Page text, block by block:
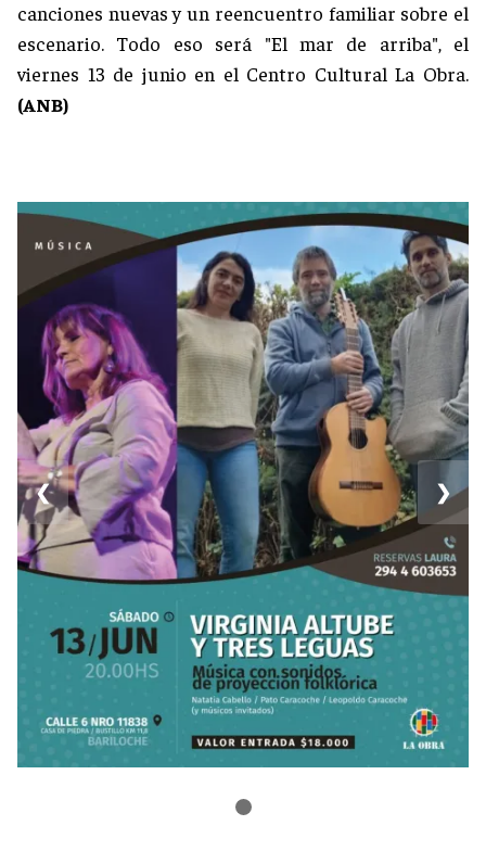
canciones nuevas y un reencuentro familiar sobre el
escenario. Todo eso será "El mar de arriba", el
viernes 13 de junio en el Centro Cultural La Obra.
(ANB)
❮ ❯